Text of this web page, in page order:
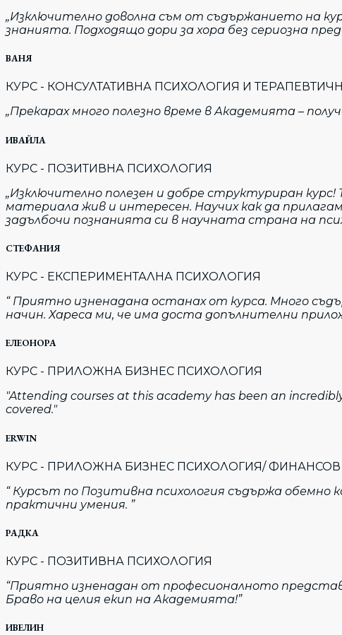
„Изключително доволна съм от съдържанието на
знанията. Подходящо дори за хора без сериозна
ВАНЯ
КУРС - КОНСУЛТАТИВНА ПСИХОЛОГИЯ И
„Прекарах много полезно време в Академията –
ИВАЙЛА
КУРС - ПОЗИТИВНА ПСИХОЛОГИЯ
„Изключително полезен и добре структуриран
материала жив и интересен. Научих как да
задълбочи познанията си в научната страна на
СТЕФАНИЯ
КУРС - ЕКСПЕРИМЕНТАЛНА ПСИХОЛОГИЯ
“ Приятно изненадана останах от курса. Много
начин. Хареса ми, че има доста допълнителни
ЕЛЕОНОРА
КУРС - ПРИЛОЖНА БИЗНЕС ПСИХОЛОГИЯ
"Attending courses at this academy has been an
covered."
ERWIN
КУРС - ПРИЛОЖНА БИЗНЕС ПСИХОЛОГИЯ/
“ Курсът по Позитивна психология съдържа
практични умения. ”
РАДКА
КУРС - ПОЗИТИВНА ПСИХОЛОГИЯ
“Приятно изненадан от професионалното
Браво на целия екип на Академията!”
ИВЕЛИН